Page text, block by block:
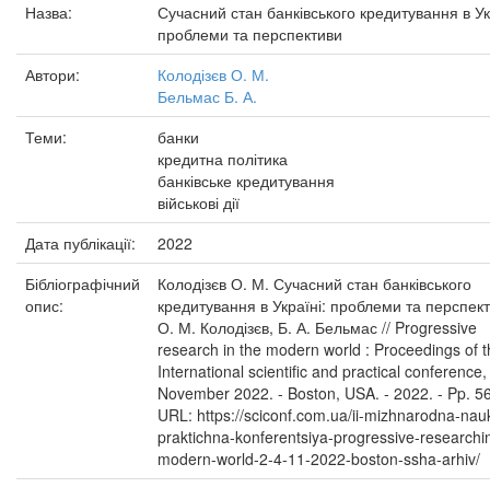
Назва:
Сучасний стан банківського кредитування в
проблеми та перспективи
Автори:
Колодізєв О. М.
Бельмас Б. А.
Теми:
банки
кредитна політика
банківське кредитування
військові дії
Дата публікації:
2022
Бібліографічний
опис:
Колодізєв О. М. Сучасний стан банківського
кредитування в Україні: проблеми та
О. М. Колодізєв, Б. А. Бельмас // Progressive
research in the modern world : Proceedings of
International scientific and practical
November 2022. - Boston, USA. - 2022. - Pp.
URL: https://sciconf.com.ua/ii-mizhnarodna-
praktichna-konferentsiya-progressive-
modern-world-2-4-11-2022-boston-ssha-arhiv/